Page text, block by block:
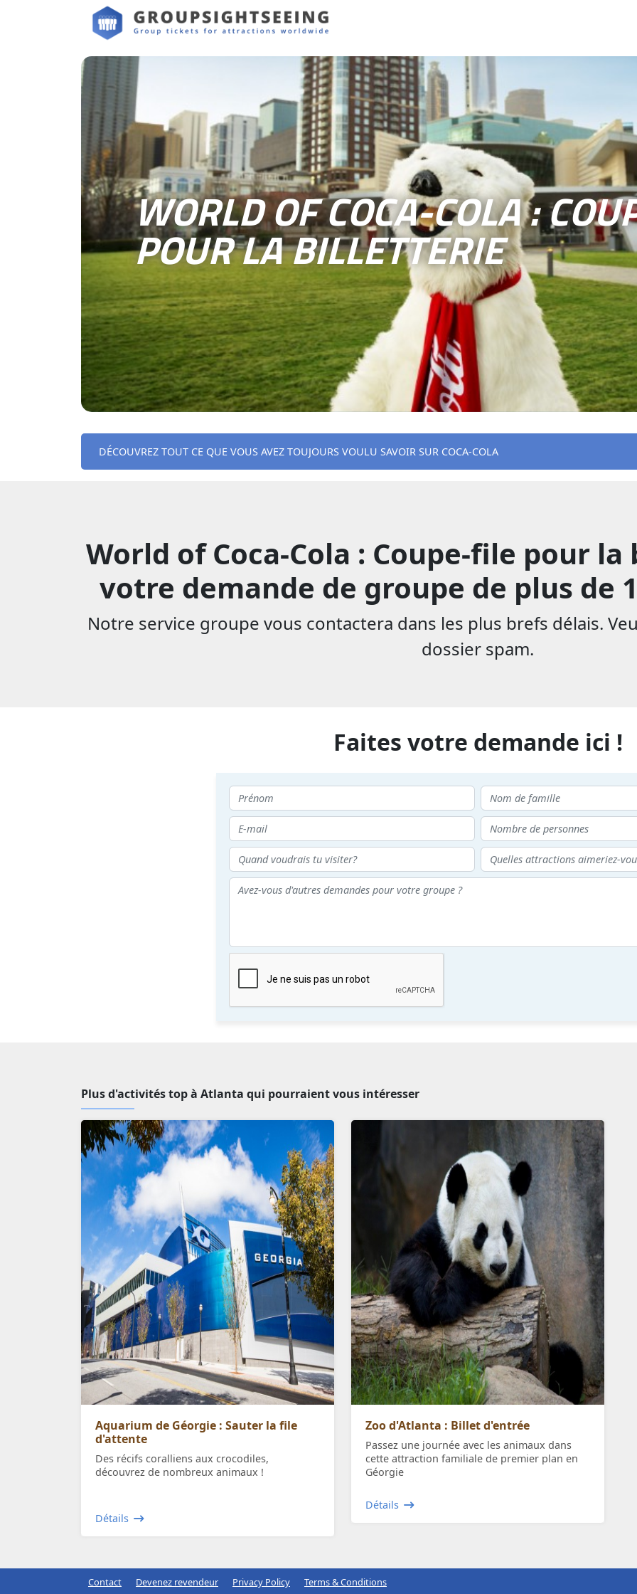
WORLD OF COCA-COLA :
POUR LA BILLETTERIE
DÉCOUVREZ TOUT CE QUE VOUS AVEZ TOUJOURS VOULU SAVOIR SUR COCA-COLA
World of Coca-Cola : Coupe-file pour
votre demande de groupe de plus de
Notre service groupe vous contactera dans les plus brefs délais.
dossier spam.
Faites votre demande ici !
Plus d'activités top à Atlanta qui pourraient vous intéresser
Aquarium de Géorgie : Sauter la file
d'attente
Des récifs coralliens aux crocodiles,
découvrez de nombreux animaux !
Détails
Zoo d'Atlanta : Billet d'entrée
Passez une journée avec les animaux dans
cette attraction familiale de premier plan en
Géorgie
Détails
Contact Devenez revendeur Privacy Policy Terms & Conditions